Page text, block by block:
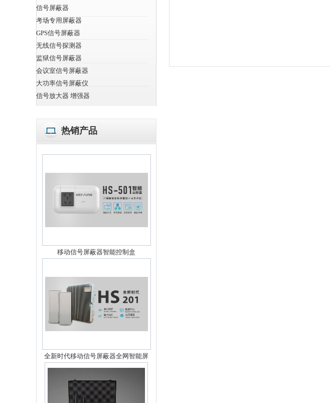
信号屏蔽器
考场专用屏蔽器
GPS信号屏蔽器
无线信号探测器
监狱信号屏蔽器
会议室信号屏蔽器
大功率信号屏蔽仪
信号放大器 增强器
热销产品
移动信号屏蔽器智能控制盒
全新时代移动信号屏蔽器全网智能屏